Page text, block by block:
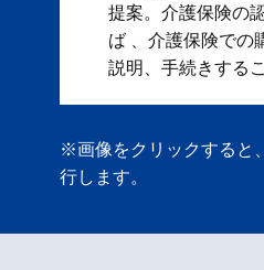
提案。 ​ 介護保険の
ば 、介護保険での
説明、手続きする
※画像をクリックすると
行します。